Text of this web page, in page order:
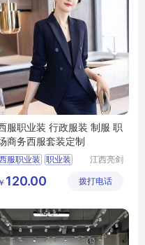
服职业装 行政服装 制服 职
商务西服套装定制
服职业装 职业装
江西亮剑
公司
￥ 120.00 拨打电话